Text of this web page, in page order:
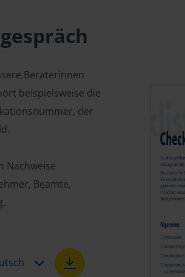
Beraterinnen
beispielsweise die
der
Nachweise
Beamte,